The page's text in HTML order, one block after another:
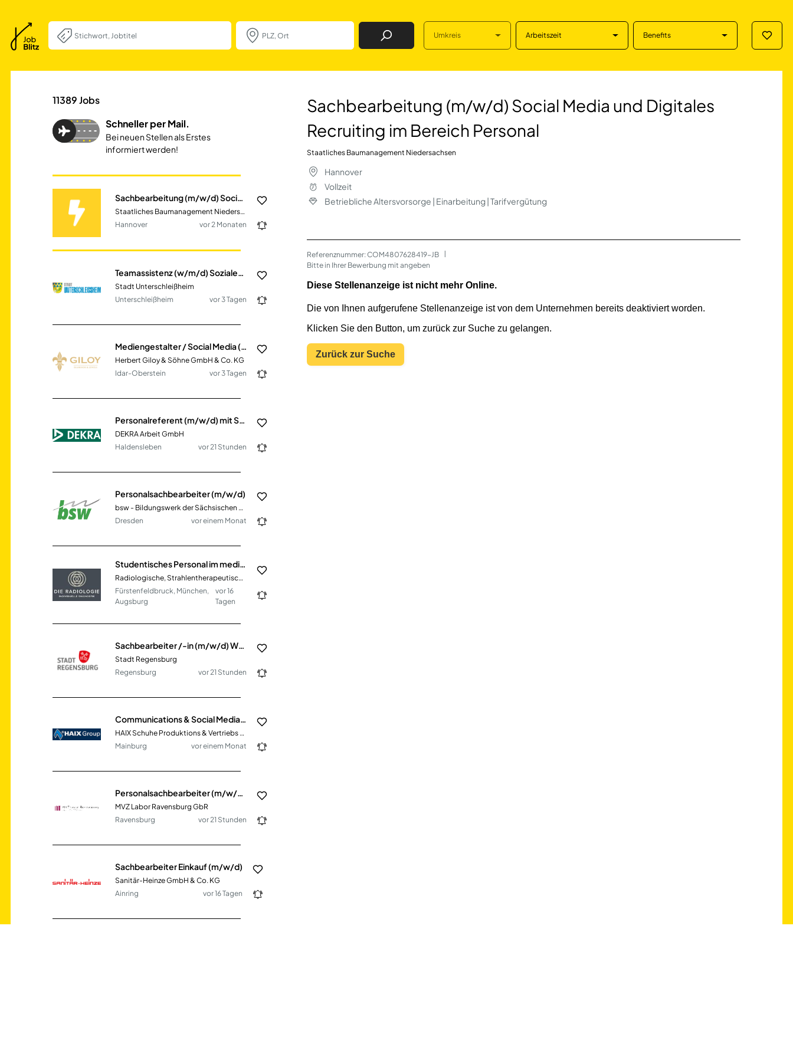
Job Finden Umkreis Arbeitszeit Benefits
Sachbearbeitung (m/w/d) Social Media und
11389Jobs
Schneller per Mail.
Bei neuen Stellen als Erstes
informiert werden!
Sachbearbeitung (m/w/d) Social Media und Digitales Recruiting im Bereich Personal
Staatliches Baumanagement Niedersachsen
Hannover
vor 2 Monaten
Stadt Unterschleißheim
Unterschleißheim
vor 3 Tagen
Mediengestalter / Social Media (m/w/d)
Herbert Giloy & Söhne GmbH & Co. KG
Idar-Oberstein
vor 3 Tagen
Personalreferent (m/w/d) mit Schwerpunkt Personal & Unternehmenskultur
DEKRA Arbeit GmbH
Haldensleben
vor 21 Stunden
Personalsachbearbeiter (m/w/d)
bsw - Bildungswerk der Sächsischen Wirtschaft gGmbH
Dresden
vor einem Monat
Studentisches Personal im medizinischen Bereich (m/w/d)
Radiologische, Strahlentherapeutische und Nuklearmedizinische PartG 1432
Fürstenfeldbruck, München,
Augsburg
vor 16
Tagen
Sachbearbeiter /-in (m/w/d) Wertermittlung
Stadt Regensburg
Regensburg
vor 21 Stunden
Communications & Social Media Specialist (m/w/d)
HAIX Schuhe Produktions & Vertriebs GmbH
Mainburg
vor einem Monat
Personalsachbearbeiter (m/w/d) mit Fokus Entgeltabrechnung
MVZ Labor Ravensburg GbR
Ravensburg
vor 21 Stunden
Sachbearbeiter Einkauf (m/w/d)
Sanitär-Heinze GmbH & Co. KG
Ainring
vor 16 Tagen
Sachbearbeitung (m/w/d) Social Media und Digitales
Recruiting im Bereich Personal
Staatliches Baumanagement Niedersachsen
Hannover
Vollzeit
Betriebliche Altersvorsorge | Einarbeitung | Tarifvergütung
Referenznummer: COM4807628419-JB
Bitte in Ihrer Bewerbung mit angeben